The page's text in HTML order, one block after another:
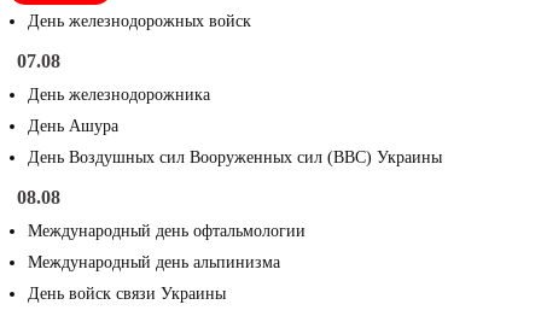
День железнодорожных войск
07.08
День железнодорожника
День Ашура
День Воздушных сил Вооруженных сил (ВВС) Украины
08.08
Международный день офтальмологии
Международный день альпинизма
День войск связи Украины